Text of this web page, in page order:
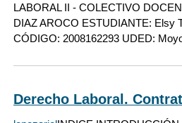
LABORAL II - COLECTIVO
DIAZ AROCO ESTUDIANTE: Elsy
CÓDIGO: 2008162293 UDED:
Derecho Laboral.